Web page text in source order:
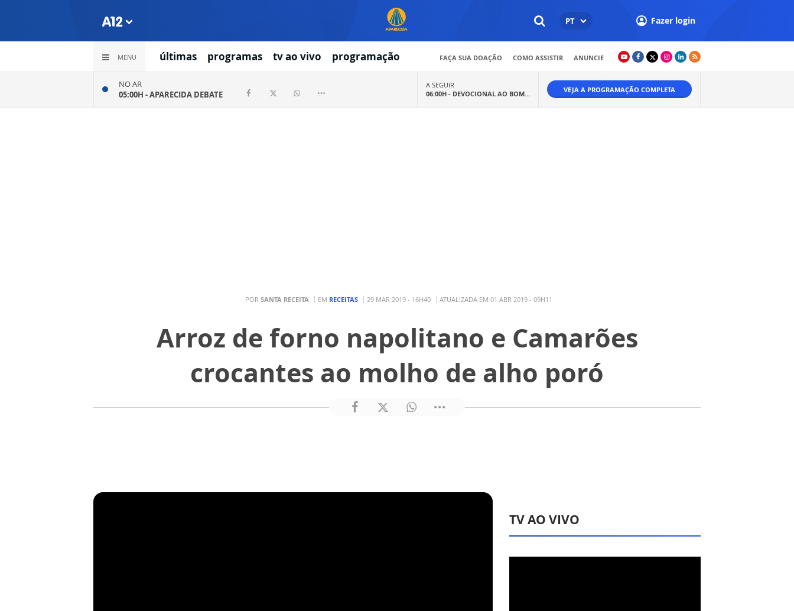
PT Fazer login
MENU últimas programas tv ao vivo programação FAÇA SUA DOAÇÃO COMO ASSISTIR ANUNCIE
NO AR
05:00H -APARECIDA DEBATE
A SEGUIR
06:00H - DEVOCIONAL AO BOM... VEJA A PROGRAMAÇÃO COMPLETA
POR SANTA RECEITA EM RECEITAS 29 MAR 2019 - 16H40 ATUALIZADA EM 01 ABR 2019 - 09H11
Arroz de forno napolitano e Camarões
crocantes ao molho de alho poró
TV AO VIVO